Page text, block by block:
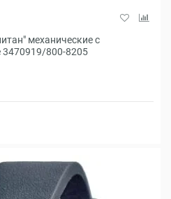
механические с
3470919/800-8205